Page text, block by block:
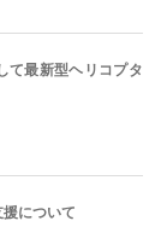
て最新型ヘリコプタ
について